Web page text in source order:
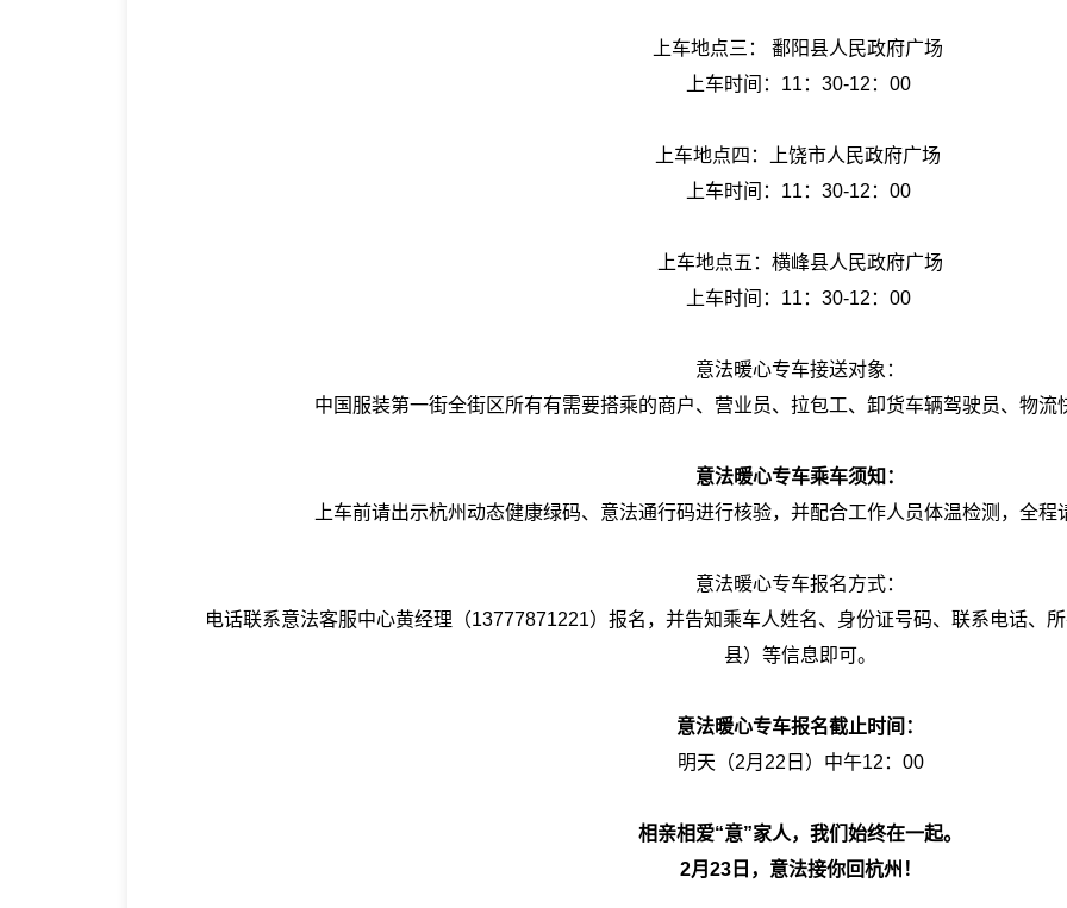
上车地点三： 鄱阳县人民政府广场
上车时间：11：30-12：00
上车地点四：上饶市人民政府广场
上车时间：11：30-12：00
上车地点五：横峰县人民政府广场
上车时间：11：30-12：00
意法暖心专车接送对象：
中国服装第一街全街区所有有需要搭乘的商户、营业员、拉包工、卸货车辆驾驶员、物流
意法暖心专车乘车须知：
上车前请出示杭州动态健康绿码、意法通行码进行核验，并配合工作人员体温检测，全
意法暖心专车报名方式：
电话联系意法客服中心黄经理（13777871221）报名，并告知乘车人姓名、身份证号码、联系电话、
县）等信息即可。
意法暖心专车报名截止时间：
明天（2月22日）中午12：00
相亲相爱“意”家人，我们始终在一起。
2月23日，意法接你回杭州！